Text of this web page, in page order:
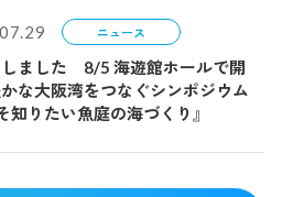
ニュース
ました 8/5 海遊館ホールで開
な大阪湾をつなぐシンポジウム
知りたい魚庭の海づくり』